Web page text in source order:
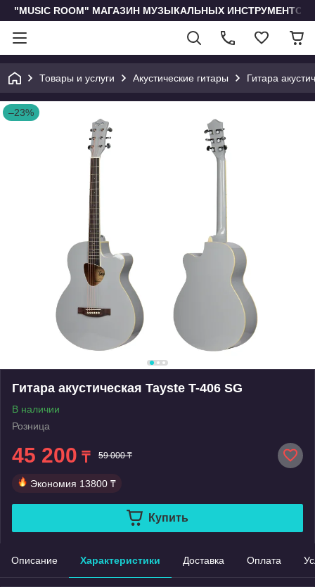
"MUSIC ROOM" МАГАЗИН МУЗЫКАЛЬНЫХ
Товары и услуги Акустические гитары Гитара
–23%
Гитара акустическая Tayste T-406 SG
В наличии
Розница
45 200 ₸ 59 000 ₸
Экономия 13800 ₸
Купить
Описание Характеристики Доставка Оплата